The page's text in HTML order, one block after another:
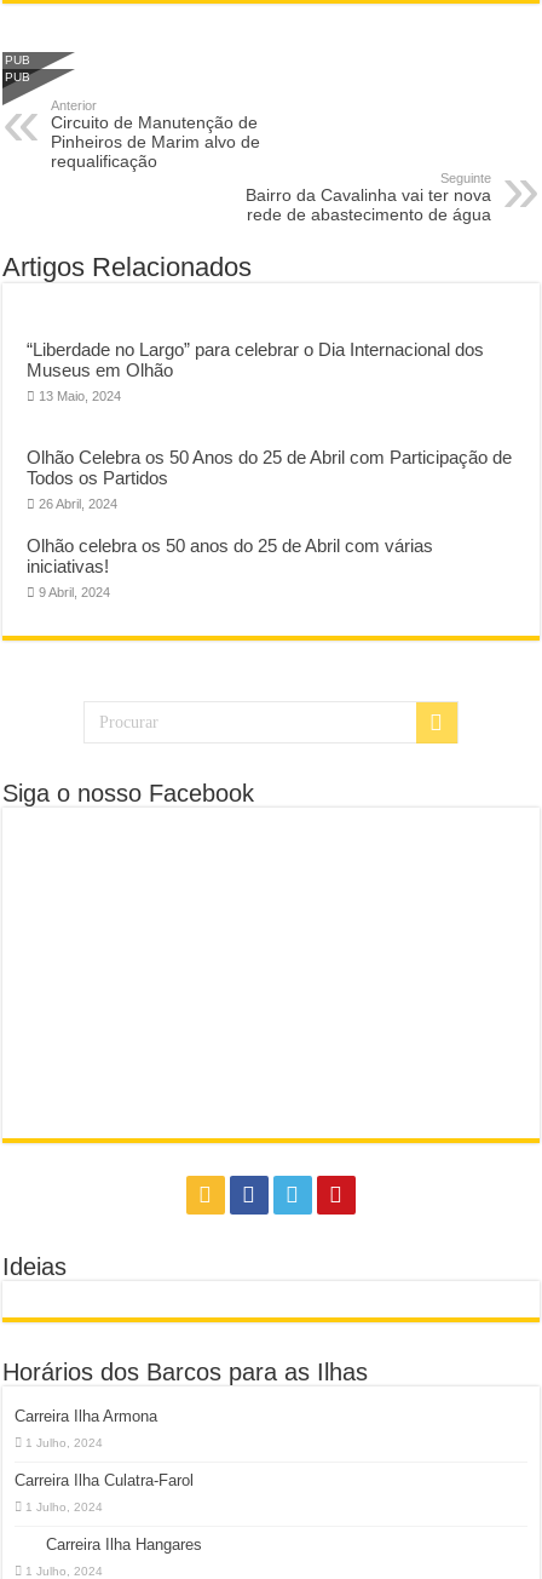
PUB
PUB
Anterior
Circuito de Manutenção de
Pinheiros de Marim alvo de
requalificação
Seguinte
Bairro da Cavalinha vai ter nova
rede de abastecimento de água
Artigos Relacionados
“Liberdade no Largo” para celebrar o Dia Internacional dos
Museus em Olhão
13 Maio, 2024
Olhão Celebra os 50 Anos do 25 de Abril com Participação de
Todos os Partidos
26 Abril, 2024
Olhão celebra os 50 anos do 25 de Abril com várias
iniciativas!
9 Abril, 2024
Siga o nosso Facebook
Ideias
Horários dos Barcos para as Ilhas
Carreira Ilha Armona
1 Julho, 2024
Carreira Ilha Culatra-Farol
1 Julho, 2024
Carreira Ilha Hangares
1 Julho, 2024